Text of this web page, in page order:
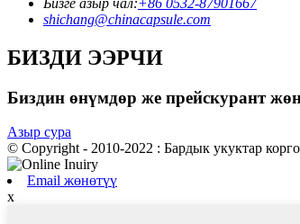
Бизге азыр чал:+86 0532-87901667
shichang@chinacapsule.com
БИЗДИ ЭЭРЧИ
Биздин өнүмдөр же прейскурант
Азыр сура
© Copyright - 2010-2022 : Бардык укуктар
Email жөнөтүү
x